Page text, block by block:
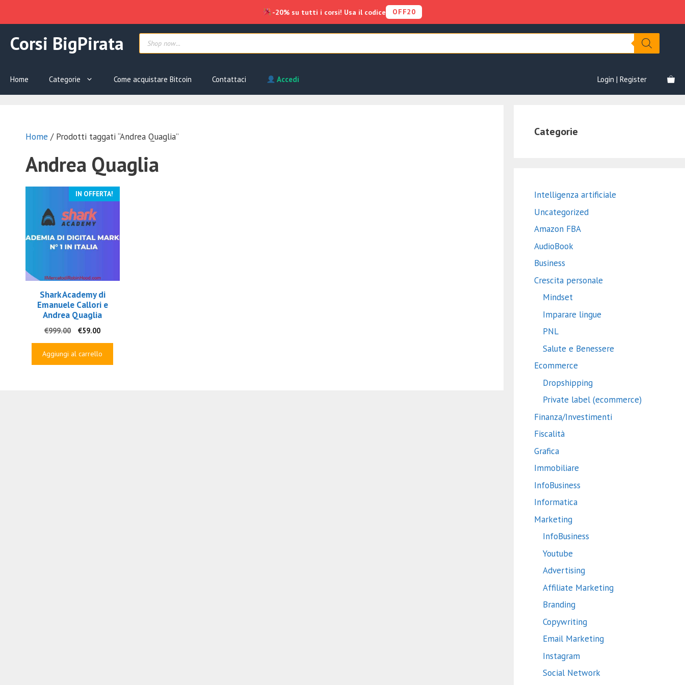
contenuto
Corsi BigPirata Products
search
Home Categorie Come acquistare Bitcoin Contattaci Accedi Login | Register
Home / Prodotti taggati “Andrea Quaglia”
Andrea Quaglia
IN OFFERTA!
Shark Academy di
Emanuele Callori e
Andrea Quaglia
€999.00
Il
originale
€59.00Il
attuale
Aggiungi al carrello
Categorie
Intelligenza artificiale
Uncategorized
Amazon FBA
AudioBook
Business
Crescita personale
Mindset
Imparare lingue
PNL
Salute e Benessere
Ecommerce
Dropshipping
Private label (ecommerce)
Finanza/Investimenti
Fiscalità
Grafica
Immobiliare
InfoBusiness
Informatica
Marketing
InfoBusiness
Youtube
Advertising
Affiliate Marketing
Branding
Copywriting
Email Marketing
Instagram
Social Network
-20% su tutti i corsi! Usa il codice OFF20